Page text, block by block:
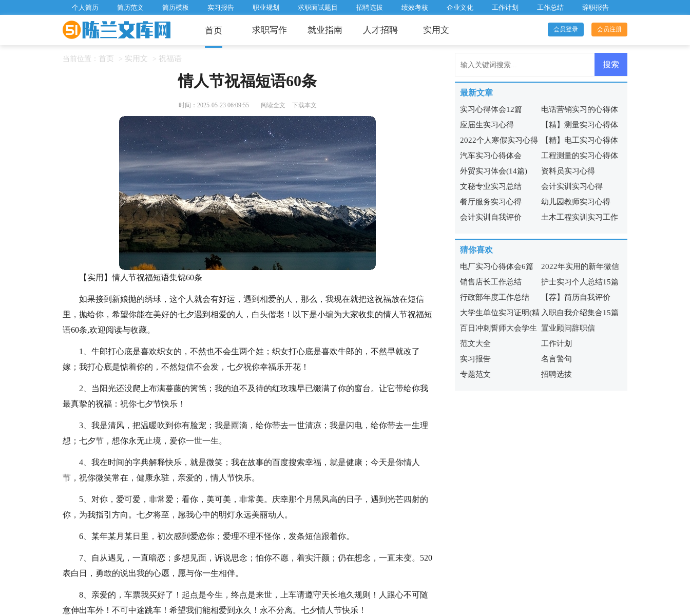
个人简历 简历范文 简历模板 实习报告 职业规划 求职面试题目 招聘选拔 绩效考核 企业文化 工作计划 工作总结 辞职报告
首页 求职写作 就业指南 人才招聘 实用文 会员登录 会员注册
当前位置： 首页 > 实用文 > 祝福语
情人节祝福短语60条
时间：2025-05-23 06:09:55 阅读全文 下载本文
【实用】情人节祝福短语集锦60条
如果接到新娘抛的绣球，这个人就会有好运，遇到相爱的人，那么，我现在就把这祝福放在短信
里，抛给你，希望你能在美好的七夕遇到相爱的人，白头偕老！以下是小编为大家收集的情人节祝福短
语60条,欢迎阅读与收藏。
1、牛郎打心底是喜欢织女的，不然也不会生两个娃；织女打心底是喜欢牛郎的，不然早就改了
嫁；我打心底是惦着你的，不然短信不会发，七夕祝你幸福乐开花！
2、当阳光还没爬上布满蔓藤的篱笆；我的迫不及待的红玫瑰早已缀满了你的窗台。让它带给你我
最真挚的祝福：祝你七夕节快乐！
3、我是清风，把温暖吹到你有脸宠；我是雨滴，给你带去一世清凉；我是闪电，给你带去一生理
想；七夕节，想你永无止境，爱你一世一生。
4、我在时间的字典解释快乐，就是微笑；我在故事的百度搜索幸福，就是健康；今天是你情人
节，祝你微笑常在，健康永驻，亲爱的，情人节快乐。
5、对你，爱可爱，非常爱；看你，美可美，非常美。庆幸那个月黑风高的日子，遇到光芒四射的
你，为我指引方向。七夕将至，愿我心中的明灯永远美丽动人。
6、某年某月某日里，初次感到爱恋你；爱理不理不怪你，发条短信跟着你。
7、自从遇见，一直暗恋；多想见面，诉说思念；怕你不愿，着实汗颜；仍在想念，一直未变。520
表白日，勇敢的说出我的心愿，愿与你一生相伴。
8、亲爱的，车票我买好了！起点是今生，终点是来世，上车请遵守天长地久规则！人跟心不可随
意伸出车外！不可中途跳车！希望我们能相爱到永久！永不分离。七夕情人节快乐！
最新文章
实习心得体会12篇
电话营销实习的心得体
会
应届生实习心得
【精】测量实习心得体
会
2022个人寒假实习心得
【精】电工实习心得体
会
汽车实习心得体会
工程测量的实习心得体
会14篇
外贸实习体会(14篇)
资料员实习心得
文秘专业实习总结
会计实训实习心得
餐厅服务实习心得
幼儿园教师实习心得
会计实训自我评价
土木工程实训实习工作
猜你喜欢
电厂实习心得体会6篇
2022年实用的新年微信
祝福语65句
销售店长工作总结
护士实习个人总结15篇
行政部年度工作总结
【荐】简历自我评价
大学生单位实习证明(精
选15篇)
入职自我介绍集合15篇
百日冲刺誓师大会学生
发言稿
置业顾问辞职信
范文大全
工作计划
实习报告
名言警句
专题范文
招聘选拔